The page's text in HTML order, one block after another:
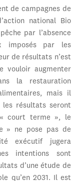
de campagnes de
national Bio
par l’absence
imposés par les
de résultats n’est
vouloir augmenter
la restauration
mais il
les résultats seront
court terme », le
» ne pose pas de
exécutif jugera
intentions sont
d’une étude de
qu’en 2031. Il est